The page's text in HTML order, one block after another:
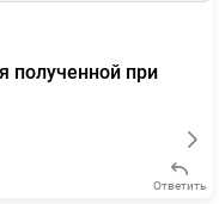
полученной при
Ответить